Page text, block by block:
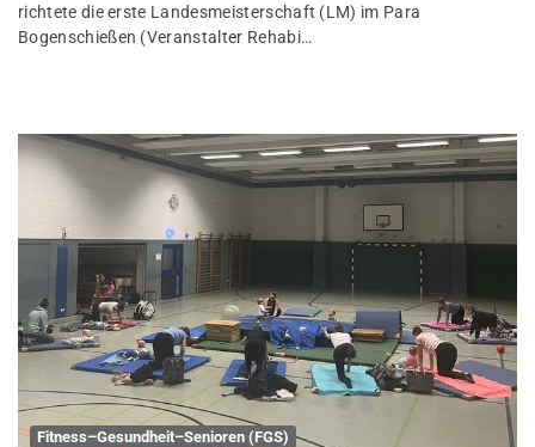
richtete die erste Landesmeisterschaft (LM) im Para
Bogenschießen (Veranstalter Rehabi…
Fitness–Gesundheit–Senioren (FGS)